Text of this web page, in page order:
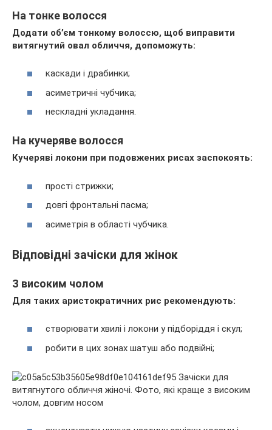
На тонке волосся
Додати об’єм тонкому волоссю, щоб виправити
витягнутий овал обличчя, допоможуть:
каскади і драбинки;
асиметричні чубчика;
нескладні укладання.
На кучеряве волосся
Кучеряві локони при подовжених рисах заспокоять:
прості стрижки;
довгі фронтальні пасма;
асиметрія в області чубчика.
Відповідні зачіски для жінок
З високим чолом
Для таких аристократичних рис рекомендують:
створювати хвилі і локони у підборіддя і скул;
робити в цих зонах шатуш або подвійні;